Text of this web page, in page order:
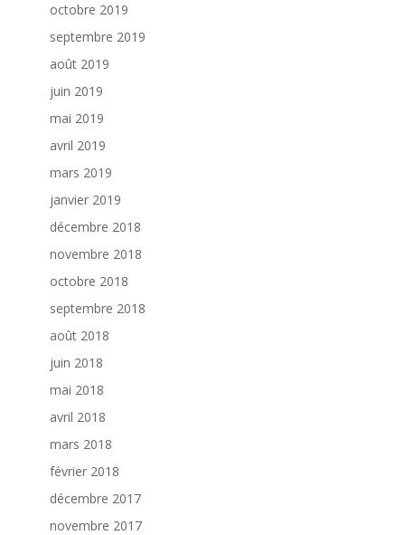
octobre 2019
septembre 2019
août 2019
juin 2019
mai 2019
avril 2019
mars 2019
janvier 2019
décembre 2018
novembre 2018
octobre 2018
septembre 2018
août 2018
juin 2018
mai 2018
avril 2018
mars 2018
février 2018
décembre 2017
novembre 2017